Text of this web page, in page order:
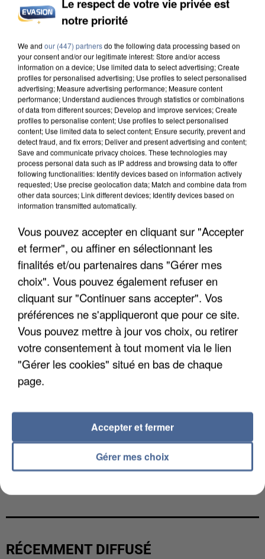
INCENDIES : L’ÎLE-DE-FRANCE LANCE UN ÉLAN
DE SOLIDARITÉ AVEC LES...
APRÈS TOUTES CES CANICULES, LES REFUGES
DE FAUNE SAUVAGE SONT...
L’UN DES FONDATEURS SUPPOSÉS DE LA DZ
RÉCEMMENT DIFFUSÉ
notre priorité
We and our (447) partnersdo the following data processing based on
your consent and/or our legitimate interest: Store and/or access
information on a device; Use limited data to select advertising; Create
profiles for personalised advertising; Use profiles to select personalised
advertising; Measure advertising performance; Measure content
performance; Understand audiences through statistics or combinations
of data from different sources; Develop and improve services; Create
profiles to personalise content; Use profiles to select personalised
content; Use limited data to select content; Ensure security, prevent and
detect fraud, and fix errors; Deliver and present advertising and content;
Save and communicate privacy choices. These technologies may
process personal data such as IP address and browsing data to offer
following functionalities: Identify devices based on information actively
requested; Use precise geolocation data; Match and combine data from
other data sources; Link different devices; Identify devices based on
information transmitted automatically.
Vous pouvez accepter en cliquant sur "Accepter
et fermer", ou affiner en sélectionnant les
finalités et/ou partenaires dans "Gérer mes
choix". Vous pouvez également refuser en
cliquant sur "Continuer sans accepter". Vos
préférences ne s'appliqueront que pour ce site.
Vous pouvez mettre à jour vos choix, ou retirer
votre consentement à tout moment via le lien
"Gérer les cookies" situé en bas de chaque
page.
Gérer mes choix
Accepter et fermer